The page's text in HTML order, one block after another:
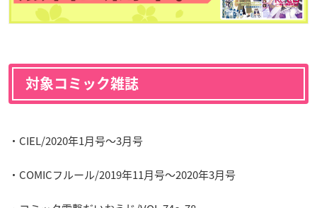
対象コミック雑誌
・CIEL/2020年1月号～3月号
・COMICフルール/2019年11月号～2020年3月号